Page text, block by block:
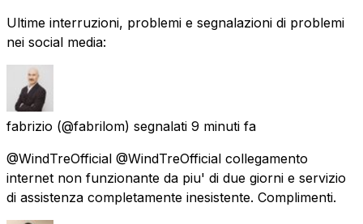
Ultime interruzioni, problemi e segnalazioni di problemi
nei social media:
fabrizio (@fabrilom) segnalati 9 minuti fa
@WindTreOfficial @WindTreOfficial collegamento
internet non funzionante da piu' di due giorni e servizio
di assistenza completamente inesistente. Complimenti.